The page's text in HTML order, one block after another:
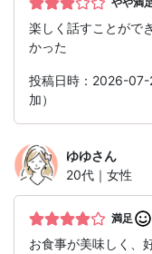
楽しく話すことがで
かった
投稿日時：2026-07-
加）
ゆゆさん
20代｜女性
満足
お食事が美味しく、